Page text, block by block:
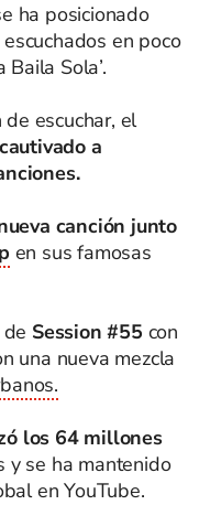
ha posicionado
en poco
Sola’.
escuchar, el
a
canción junto
en sus famosas
Session #55 con
una nueva mezcla
los 64 millones
y se ha mantenido
en YouTube.